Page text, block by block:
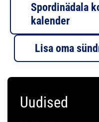
Spordinädala
kalender
Lisa oma
Uudised